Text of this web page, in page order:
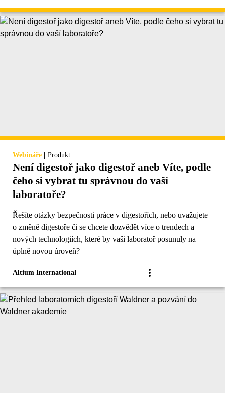
Webináře | Produkt
Není digestoř jako digestoř aneb Víte, podle
čeho si vybrat tu správnou do vaší
laboratoře?
Řešíte otázky bezpečnosti práce v digestořích, nebo uvažujete
o změně digestoře či se chcete dozvědět více o trendech a
nových technologiích, které by vaši laboratoř posunuly na
úplně novou úroveň?
Altium International